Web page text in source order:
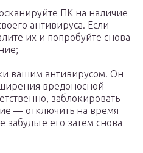
ПК на наличие
антивируса. Если
их и попробуйте снова
вашим антивирусом. Он
вредоносной
заблокировать
— отключить на время
его затем снова